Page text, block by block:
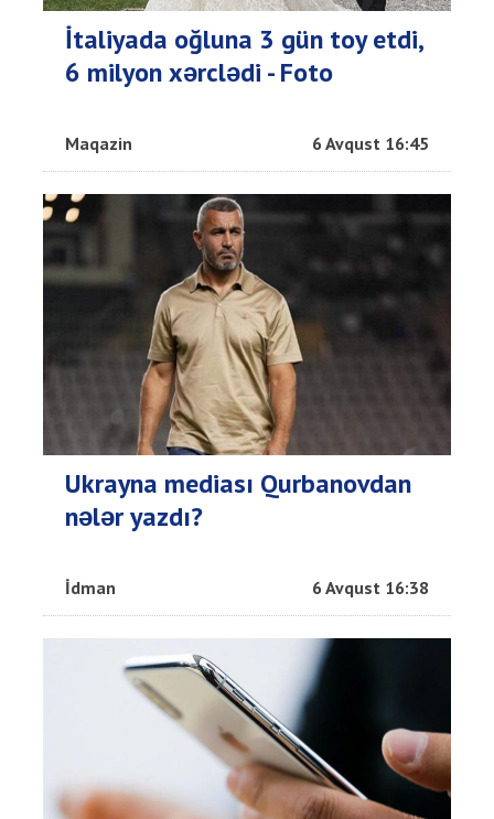
İtaliyada oğluna 3 gün toy etdi,
6 milyon xərclədi - Foto
Maqazin 6 Avqust 16:45
Ukrayna mediası Qurbanovdan
nələr yazdı?
İdman 6 Avqust 16:38